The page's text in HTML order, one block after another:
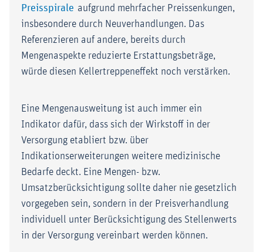
Preisspirale aufgrund mehrfacher Preissenkungen,
insbesondere durch Neuverhandlungen. Das
Referenzieren auf andere, bereits durch
Mengenaspekte reduzierte Erstattungsbeträge,
würde diesen Kellertreppeneffekt noch verstärken.
Eine Mengenausweitung ist auch immer ein
Indikator dafür, dass sich der Wirkstoff in der
Versorgung etabliert bzw. über
Indikationserweiterungen weitere medizinische
Bedarfe deckt. Eine Mengen- bzw.
Umsatzberücksichtigung sollte daher nie gesetzlich
vorgegeben sein, sondern in der Preisverhandlung
individuell unter Berücksichtigung des Stellenwerts
in der Versorgung vereinbart werden können.